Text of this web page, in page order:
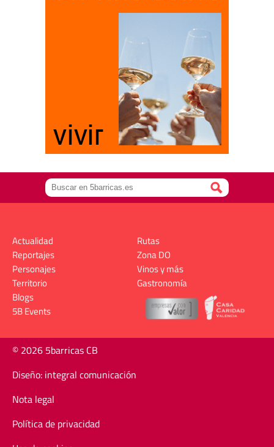
Actualidad
Reportajes
Personajes
Territorio
Rutas
Zona DO
Vinos y más
Gastronomía
Blogs
5B Events
© 2026 5barricas CB
Diseño: integral comunicación
Nota legal
Política de privacidad